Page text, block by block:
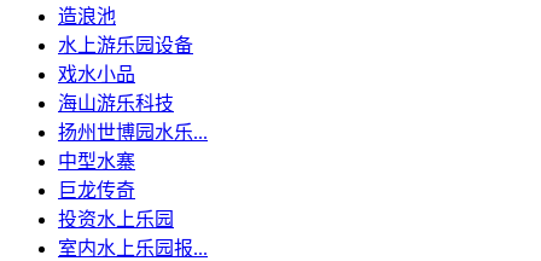
造浪池
水上游乐园设备
戏水小品
海山游乐科技
扬州世博园水乐...
中型水寨
巨龙传奇
投资水上乐园
室内水上乐园报...